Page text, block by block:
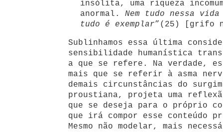
insólita, uma riqueza
anormal.
Nem tudo nessa
tudo é exemplar”(25) [grifo
Sublinhamos essa última
sensibilidade humanística
a que se refere. Na verdade,
mais que se referir à asma
demais circunstâncias do
proustiana, projeta uma
que se deseja para o próprio
que irá compor esse conteúdo
Mesmo não modelar, mais